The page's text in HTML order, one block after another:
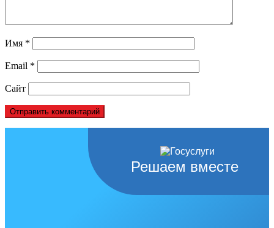
Имя *
Email *
Сайт
Решаем вместе